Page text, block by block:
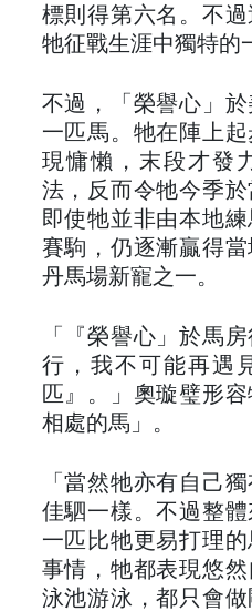
標則得第六名。不
牠征戰生涯中獨特的
不過，「榮譽心」
一匹馬。牠在陣上
現慵懶，末段才發
法，反而令牠今季於
即使牠並非由本地
賽駒，仍逐漸贏得
丹馬場新寵之一。
「『榮譽心」於馬
行，我不可能再遇
匹』。」奧璇璧形
相處的馬」。
「當然牠亦有自己
佳駟一樣。不過整
一匹比牠更易打理
事情，牠都表現悠
泳池游泳，都只會